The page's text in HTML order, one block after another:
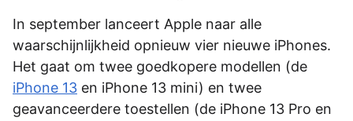
In september lanceert Apple naar alle
waarschijnlijkheid opnieuw vier nieuwe iPhones.
Het gaat om twee goedkopere modellen (de
iPhone 13 en iPhone 13 mini) en twee
geavanceerdere toestellen (de iPhone 13 Pro en